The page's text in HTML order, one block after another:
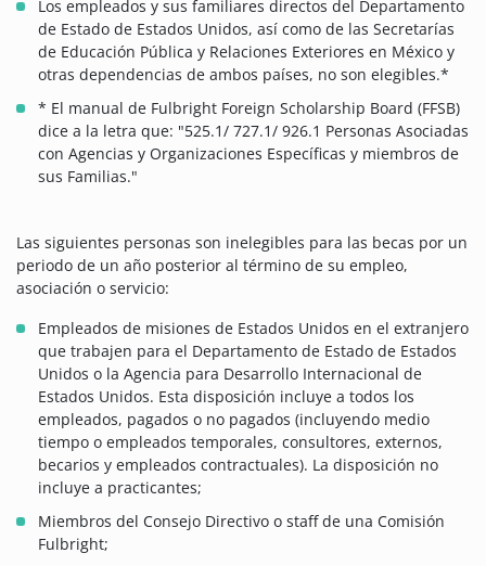
Los empleados y sus familiares directos del Departamento
de Estado de Estados Unidos, así como de las Secretarías
de Educación Pública y Relaciones Exteriores en México y
otras dependencias de ambos países, no son elegibles.*
* El manual de Fulbright Foreign Scholarship Board (FFSB)
dice a la letra que: "525.1/ 727.1/ 926.1 Personas Asociadas
con Agencias y Organizaciones Específicas y miembros de
sus Familias."
Las siguientes personas son inelegibles para las becas por un
periodo de un año posterior al término de su empleo,
asociación o servicio:
Empleados de misiones de Estados Unidos en el extranjero
que trabajen para el Departamento de Estado de Estados
Unidos o la Agencia para Desarrollo Internacional de
Estados Unidos. Esta disposición incluye a todos los
empleados, pagados o no pagados (incluyendo medio
tiempo o empleados temporales, consultores, externos,
becarios y empleados contractuales). La disposición no
incluye a practicantes;
Miembros del Consejo Directivo o staff de una Comisión
Fulbright;